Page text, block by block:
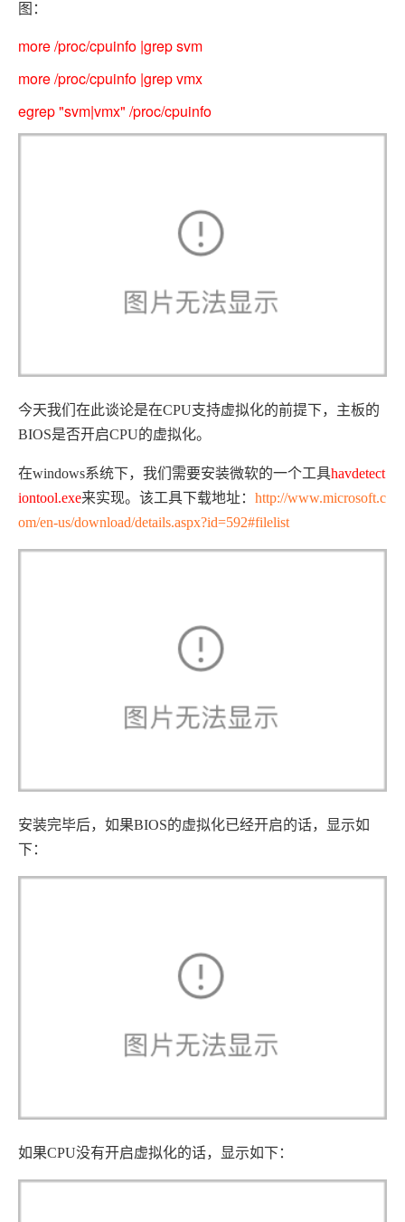
图：
more /proc/cpuinfo |grep svm
more /proc/cpuinfo |grep vmx
egrep "svm|vmx" /proc/cpuinfo
今天我们在此谈论是在CPU支持虚拟化的前提下，主板的
BIOS是否开启CPU的虚拟化。
在windows系统下，我们需要安装微软的一个工具havdetect
iontool.exe来实现。该工具下载地址： http://www.microsoft.c
om/en-us/download/details.aspx?id=592#filelist
安装完毕后，如果BIOS的虚拟化已经开启的话，显示如
下：
如果CPU没有开启虚拟化的话，显示如下：